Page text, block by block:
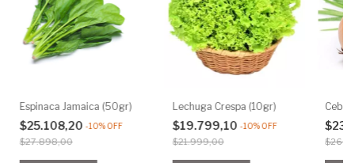
Espinaca Jamaica (50gr)
$25.108,20 -10%OFF
$27.898,00
Lechuga Crespa (10gr)
$19.799,10 -10%OFF
$21.999,00